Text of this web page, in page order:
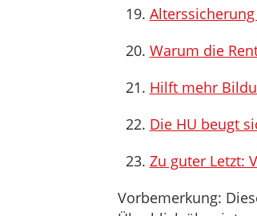
Warum die
Hilft mehr
Die HU beugt
Zu guter Letzt:
Vorbemerkung: